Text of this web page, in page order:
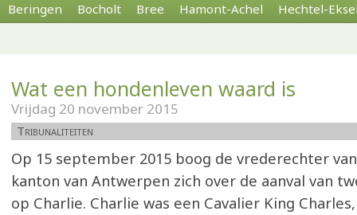
Beringen Bocholt Bree Hamont-Achel Hechtel-
Wat een hondenleven waard is
Vrijdag 20 november 2015
Tribunaliteiten
Op 15 september 2015 boog de vrederechter
kanton van Antwerpen zich over de aanval van
op Charlie. Charlie was een Cavalier King